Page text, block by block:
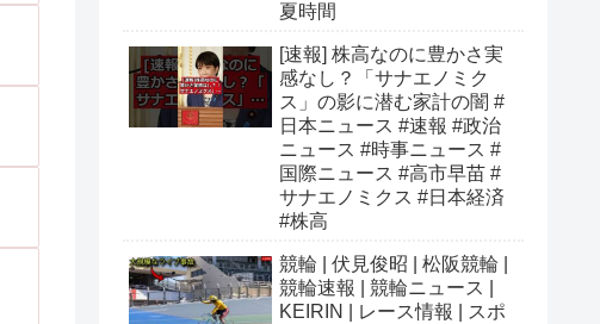
夏時間
[速報] 株高なのに豊かさ実
感なし？「サナエノミク
ス」の影に潜む家計の闇 #
日本ニュース #速報 #政治
ニュース #時事ニュース #
国際ニュース #高市早苗 #
サナエノミクス #日本経済
#株高
競輪 | 伏見俊昭 | 松阪競輪 |
競輪速報 | 競輪ニュース |
KEIRIN | レース情報 | スポ